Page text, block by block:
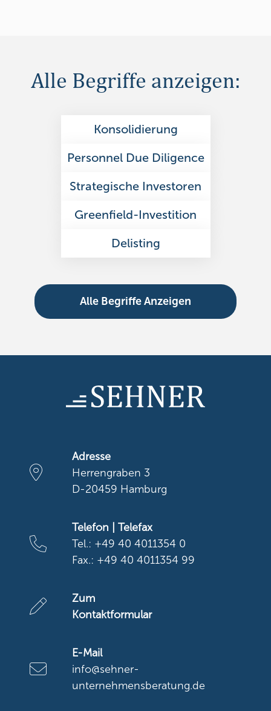
Alle Begriffe anzeigen:
Konsolidierung
Personnel Due Diligence
Strategische Investoren
Greenfield-Investition
Delisting
Alle Begriffe Anzeigen
Adresse
Herrengraben 3
D-20459 Hamburg
Telefon | Telefax
Tel.: +49 40 4011354 0
Fax.: +49 40 4011354 99
Zum
Kontaktformular
E-Mail
info@sehner-
unternehmensberatung.de